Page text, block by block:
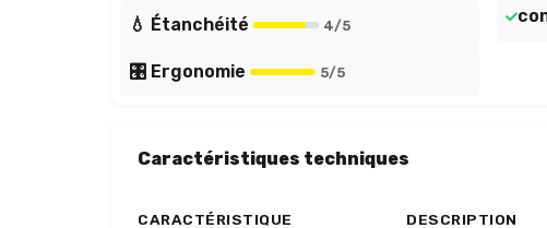
💧 Étanchéité 4/5
🎛️ Ergonomie 5/5
Caractéristiques techniques
CARACTÉRISTIQUE DESCRIPTION